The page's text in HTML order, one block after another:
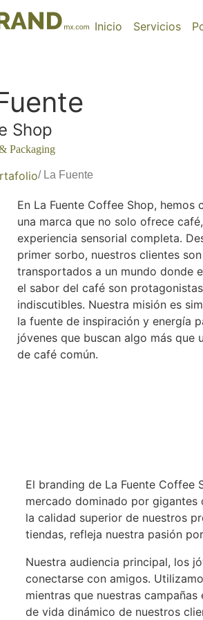
Inicio Servicios
Shop
Packaging
/ La Fuente
En La Fuente Coffee Shop, hemos
una marca que no solo ofrece
experiencia sensorial completa.
primer sorbo, nuestros clientes son
transportados a un mundo donde
el sabor del café son protagonistas
indiscutibles. Nuestra misión es
la fuente de inspiración y energía
jóvenes que buscan algo más que
de café común.
El branding de La Fuente Coffee
mercado dominado por
la calidad superior de nuestros
tiendas, refleja nuestra pasión
Nuestra audiencia principal, los
conectarse con amigos.
mientras que nuestras
de vida dinámico de nuestros